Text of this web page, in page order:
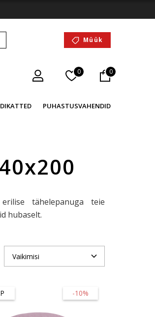
Müük
0 0
PUHASTUSVAHENDID
tähelepanuga teie
hubaselt.
-10%